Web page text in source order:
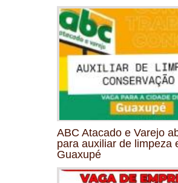
ABC Atacado e Varejo
para auxiliar de limpeza
Guaxupé